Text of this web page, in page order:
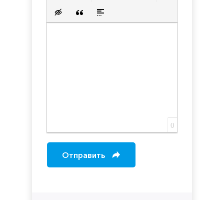
Вставка скрытого текста
Вставка цитаты
Вставка спойлера
0
Отправить